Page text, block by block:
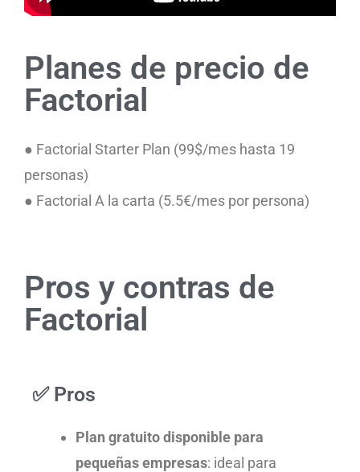
Planes de precio de
Factorial
● Factorial Starter Plan (99$/mes hasta 19
personas)
● Factorial A la carta (5.5€/mes por persona)
Pros y contras de
Factorial
✅ Pros
Plan gratuito disponible para
pequeñas empresas: ideal para